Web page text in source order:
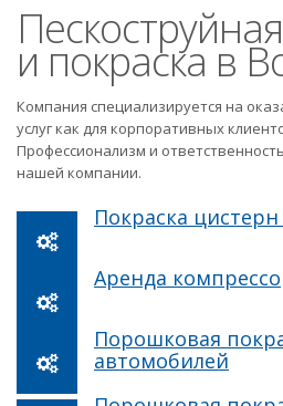
и покраска в
Компания специализируется на
услуг как для корпоративных
Профессионализм и
нашей компании.
Покраска
Аренда
Порошковая
автомобилей